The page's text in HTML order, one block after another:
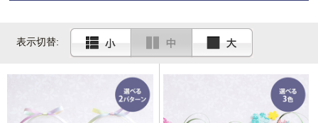
故人への尽きることのない深い想いを、枯れずに美し
い姿を保つプリザーブドフラワーに託しませんか？水
替えの手間がなく、ご遺族の負担になりません。
お供えとしてよく選ばれている、その
具体的なポイン
トをご紹介します。
表示切替: